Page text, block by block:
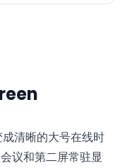
清晰的大号在线时
议和第二屏常驻显